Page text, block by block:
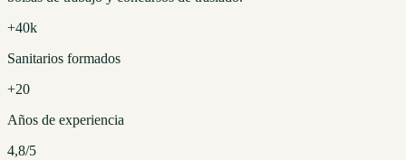
+40k
Sanitarios formados
+20
Años de experiencia
4,8/5